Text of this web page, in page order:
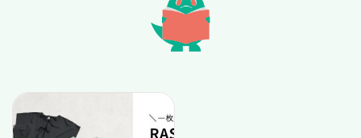
2025.10
2025.09
2025.08